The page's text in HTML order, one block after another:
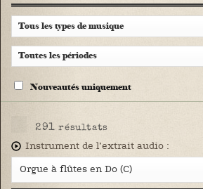
Nouveautés uniquement
291 résultats
Instrument de l’extrait audio :